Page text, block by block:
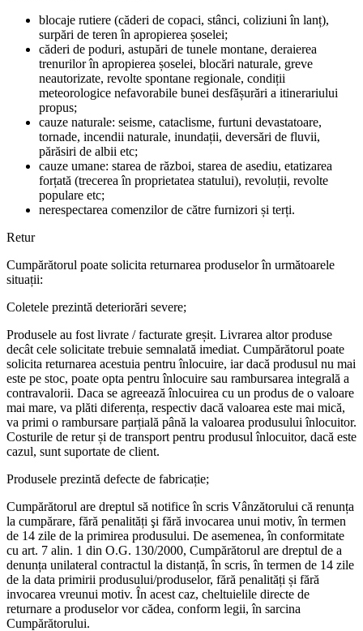
blocaje rutiere (căderi de copaci, stânci, coliziuni în lanț),
surpări de teren în apropierea șoselei;
căderi de poduri, astupări de tunele montane, deraierea
trenurilor în apropierea șoselei, blocări naturale, greve
neautorizate, revolte spontane regionale, condiții
meteorologice nefavorabile bunei desfășurări a itinerariului
propus;
cauze naturale: seisme, cataclisme, furtuni devastatoare,
tornade, incendii naturale, inundații, deversări de fluvii,
părăsiri de albii etc;
cauze umane: starea de război, starea de asediu, etatizarea
forțată (trecerea în proprietatea statului), revoluții, revolte
populare etc;
nerespectarea comenzilor de către furnizori și terți.
Retur
Cumpărătorul poate solicita returnarea produselor în următoarele
situații:
Coletele prezintă deteriorări severe;
Produsele au fost livrate / facturate greșit. Livrarea altor produse
decât cele solicitate trebuie semnalată imediat. Cumpărătorul poate
solicita returnarea acestuia pentru înlocuire, iar dacă produsul nu mai
este pe stoc, poate opta pentru înlocuire sau rambursarea integrală a
contravalorii. Daca se agreează înlocuirea cu un produs de o valoare
mai mare, va plăti diferența, respectiv dacă valoarea este mai mică,
va primi o rambursare parțială până la valoarea produsului înlocuitor.
Costurile de retur și de transport pentru produsul înlocuitor, dacă este
cazul, sunt suportate de client.
Produsele prezintă defecte de fabricație;
Cumpărătorul are dreptul să notifice în scris Vânzătorului că renunța
la cumpărare, fără penalități şi fără invocarea unui motiv, în termen
de 14 zile de la primirea produsului. De asemenea, în conformitate
cu art. 7 alin. 1 din O.G. 130/2000, Cumpărătorul are dreptul de a
denunța unilateral contractul la distanță, în scris, în termen de 14 zile
de la data primirii produsului/produselor, fără penalități și fără
invocarea vreunui motiv. În acest caz, cheltuielile directe de
returnare a produselor vor cădea, conform legii, în sarcina
Cumpărătorului.